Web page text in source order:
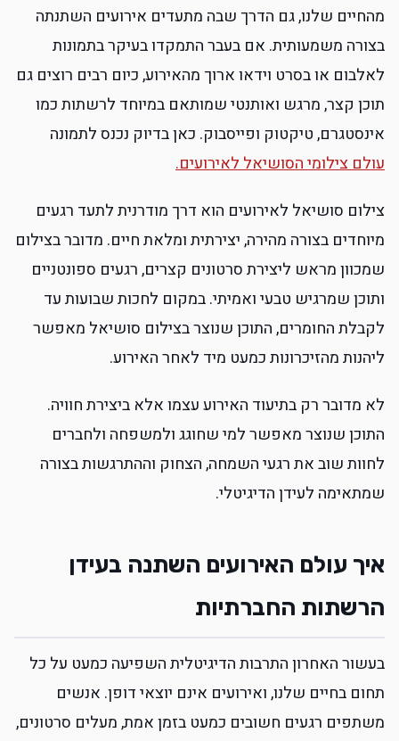
מהחיים שלנו, גם הדרך שבה מתעדים אירועים השתנתה
בצורה משמעותית. אם בעבר התמקדו בעיקר בתמונות
לאלבום או בסרט וידאו ארוך מהאירוע, כיום רבים רוצים גם
תוכן קצר, מרגש ואותנטי שמותאם במיוחד לרשתות כמו
אינסטגרם, טיקטוק ופייסבוק. כאן בדיוק נכנס לתמונה
עולם צילומי הסושיאל לאירועים.
צילום סושיאל לאירועים הוא דרך מודרנית לתעד רגעים
מיוחדים בצורה מהירה, יצירתית ומלאת חיים. מדובר בצילום
שמכוון מראש ליצירת סרטונים קצרים, רגעים ספונטניים
ותוכן שמרגיש טבעי ואמיתי. במקום לחכות שבועות עד
לקבלת החומרים, התוכן שנוצר בצילום סושיאל מאפשר
ליהנות מהזיכרונות כמעט מיד לאחר האירוע.
לא מדובר רק בתיעוד האירוע עצמו אלא ביצירת חוויה.
התוכן שנוצר מאפשר למי שחוגג ולמשפחה ולחברים
לחוות שוב את רגעי השמחה, הצחוק וההתרגשות בצורה
שמתאימה לעידן הדיגיטלי.
איך עולם האירועים השתנה בעידן
הרשתות החברתיות
בעשור האחרון התרבות הדיגיטלית השפיעה כמעט על כל
תחום בחיים שלנו, ואירועים אינם יוצאי דופן. אנשים
משתפים רגעים חשובים כמעט בזמן אמת, מעלים סרטונים,